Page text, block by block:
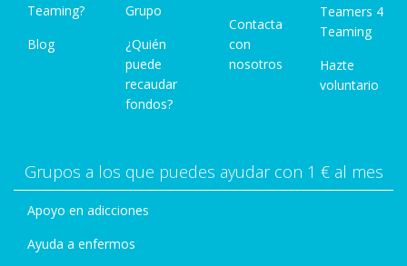
Teaming?
Blog
Grupo
¿Quién
puede
recaudar
fondos?
Contacta
con
nosotros
Teamers 4
Teaming
Hazte
voluntario
Grupos a los que puedes ayudar con 1 € al mes
Apoyo en adicciones
Ayuda a enfermos